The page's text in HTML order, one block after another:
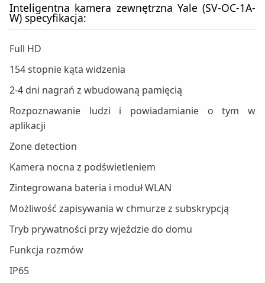
Inteligentna kamera zewnętrzna Yale (SV-OC-1A-
W) specyfikacja:
Full HD
154 stopnie kąta widzenia
2-4 dni nagrań z wbudowaną pamięcią
Rozpoznawanie ludzi i powiadamianie o tym w
aplikacji
Zone detection
Kamera nocna z podświetleniem
Zintegrowana bateria i moduł WLAN
Możliwość zapisywania w chmurze z subskrypcją
Tryb prywatności przy wjeździe do domu
Funkcja rozmów
IP65